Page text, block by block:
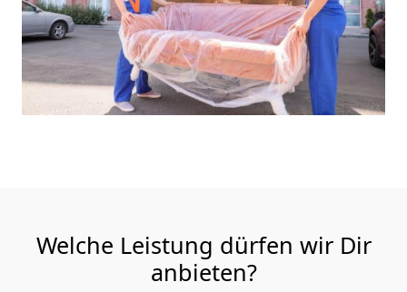
Welche Leistung dürfen wir Dir
anbieten?